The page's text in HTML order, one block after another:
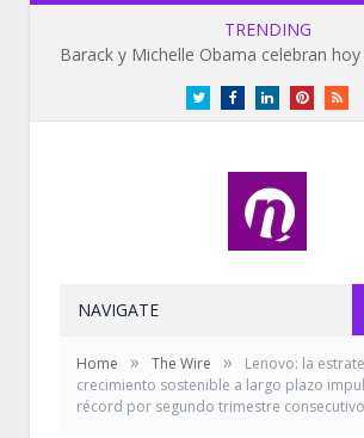
TRENDING
TwitterFacebookLinkedInPinterestRSS
NAVIGATE
Home » The Wire »
Lenovo: la
crecimiento sostenible a largo plazo
récord por segundo trimestre consecutivo